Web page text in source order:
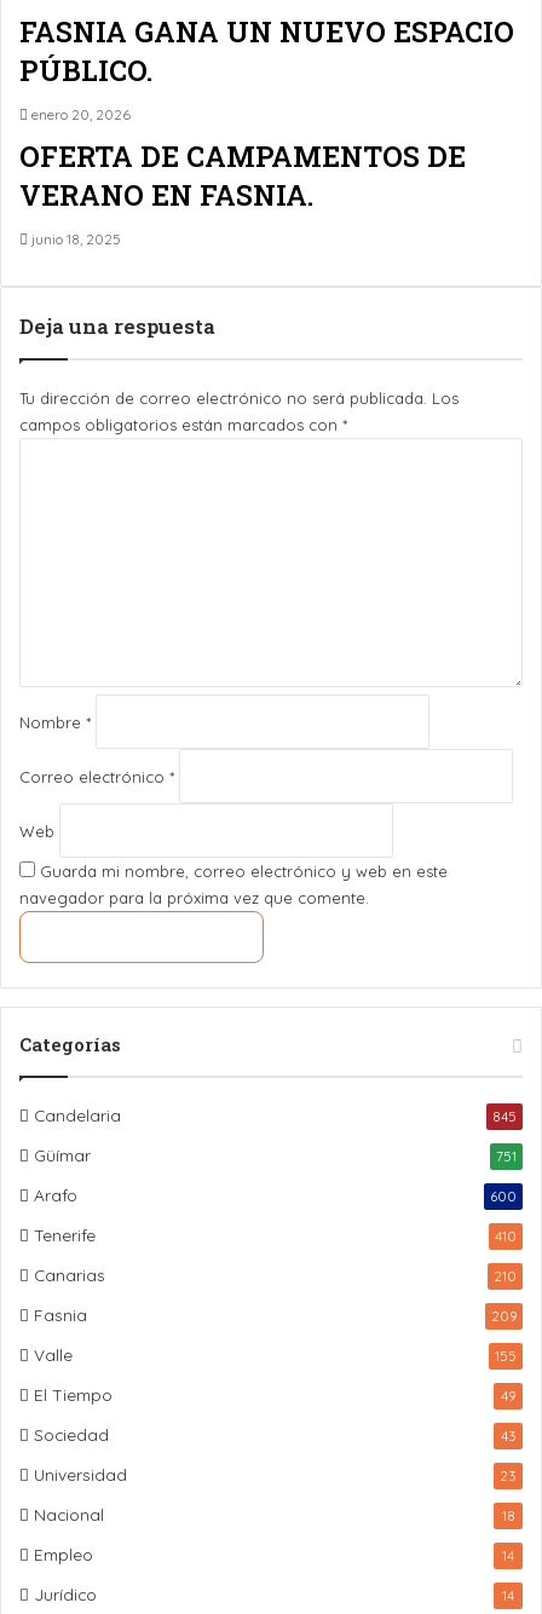
FASNIA GANA UN NUEVO ESPACIO
PÚBLICO.
enero 20, 2026
OFERTA DE CAMPAMENTOS DE
VERANO EN FASNIA.
junio 18, 2025
Deja una respuesta
Tu dirección de correo electrónico no será publicada. Los
campos obligatorios están marcados con *
o
*Nombre *
Correo electrónico *
Web
Guarda mi nombre, correo electrónico y web en este
navegador para la próxima vez que comente.
Categorías
Candelaria 845
Güímar 751
Arafo 600
Tenerife 410
Canarias 210
Fasnia 209
Valle 155
El Tiempo 49
Sociedad 43
Universidad 23
Nacional 18
Empleo 14
Jurídico 14